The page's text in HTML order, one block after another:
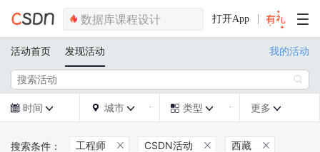
打开App
活动首页 发现活动 我的活动

 时间   城市   类型  更多 
工程师  CSDN活动  西藏 